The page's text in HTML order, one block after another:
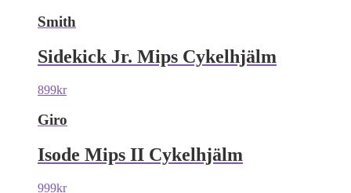
Smith
Sidekick Jr. Mips Cykelhjälm
899kr
Giro
Isode Mips II Cykelhjälm
999kr